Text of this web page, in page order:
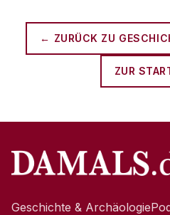
← ZURÜCK ZU
ZUR
Geschichte & Archäologie